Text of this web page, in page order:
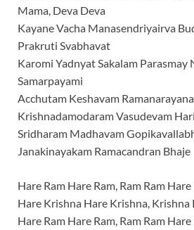
Mama, Deva Deva
Kayane Vacha Manasendriyairva
Prakruti Svabhavat
Karomi Yadnyat Sakalam Parasmay
Samarpayami
Acchutam Keshavam
Krishnadamodaram Vasudevam
Sridharam Madhavam
Janakinayakam Ramacandran Bhaje
Hare Ram Hare Ram, Ram Ram
Hare Krishna Hare Krishna, Krishna
Hare Ram Hare Ram, Ram Ram